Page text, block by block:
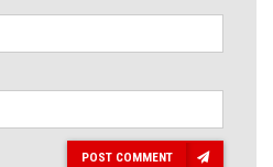
POST COMMENT